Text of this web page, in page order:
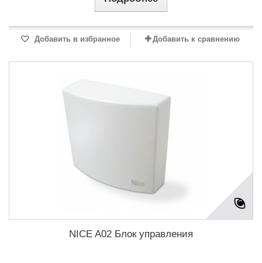
Добавить в избранное Добавить к сравнению
NICE A02 Блок управления